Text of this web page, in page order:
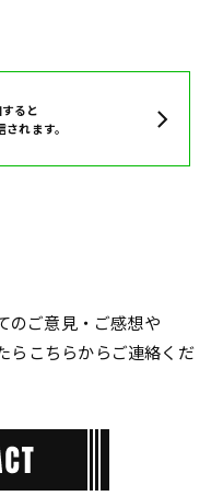
ると
れます。
のご意見・ご感想や
らこちらからご連絡くだ